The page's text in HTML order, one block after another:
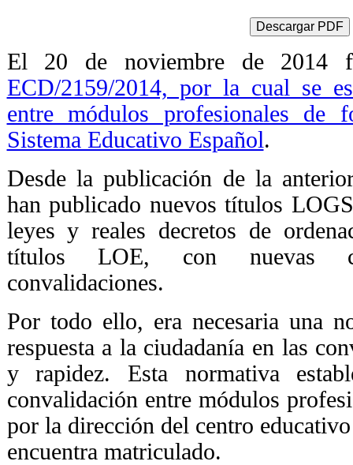
El 20 de noviembre de 2014
ECD/2159/2014, por la cual se
entre módulos profesionales de
Sistema Educativo Español.
Desde la publicación de la
han publicado nuevos títulos
leyes y reales decretos de
títulos LOE, con nuevas
convalidaciones.
Por todo ello, era necesaria una
respuesta a la ciudadanía en las
y rapidez. Esta normativa
convalidación entre módulos
por la dirección del centro
encuentra matriculado.